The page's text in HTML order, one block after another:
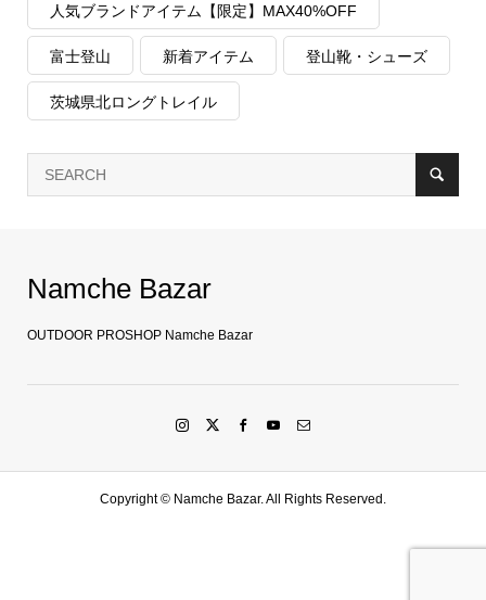
人気ブランドアイテム【限定】MAX40%OFF
富士登山 新着アイテム 登山靴・シューズ
茨城県北ロングトレイル
Namche Bazar
OUTDOOR PROSHOP Namche Bazar
Copyright © Namche Bazar. All Rights Reserved.